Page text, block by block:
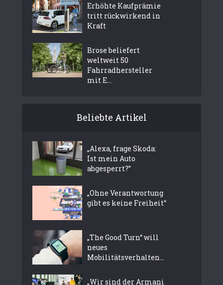
Erhöhte Kaufprämie
tritt rückwirkend in
Kraft
Brose beliefert
weltweit 50
Fahrradhersteller
mit E...
Beliebte Artikel
„Alexa, frage Skoda:
Ist mein Auto
abgesperrt?”
„Ohne Verantwortung
gibt es keine Freiheit“
„The Good Turn“ will
neues
Mobilitätsverhalten...
„Wir sind der Armani